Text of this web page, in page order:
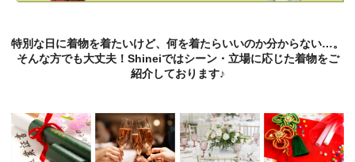
特別な日に着物を着たいけど、何を着たらいいのか分からない…。
そんな方でも大丈夫！Shineiではシーン・立場に応じた着物をご
紹介しております♪